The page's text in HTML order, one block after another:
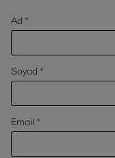
Ad *
Soyad *
Email *